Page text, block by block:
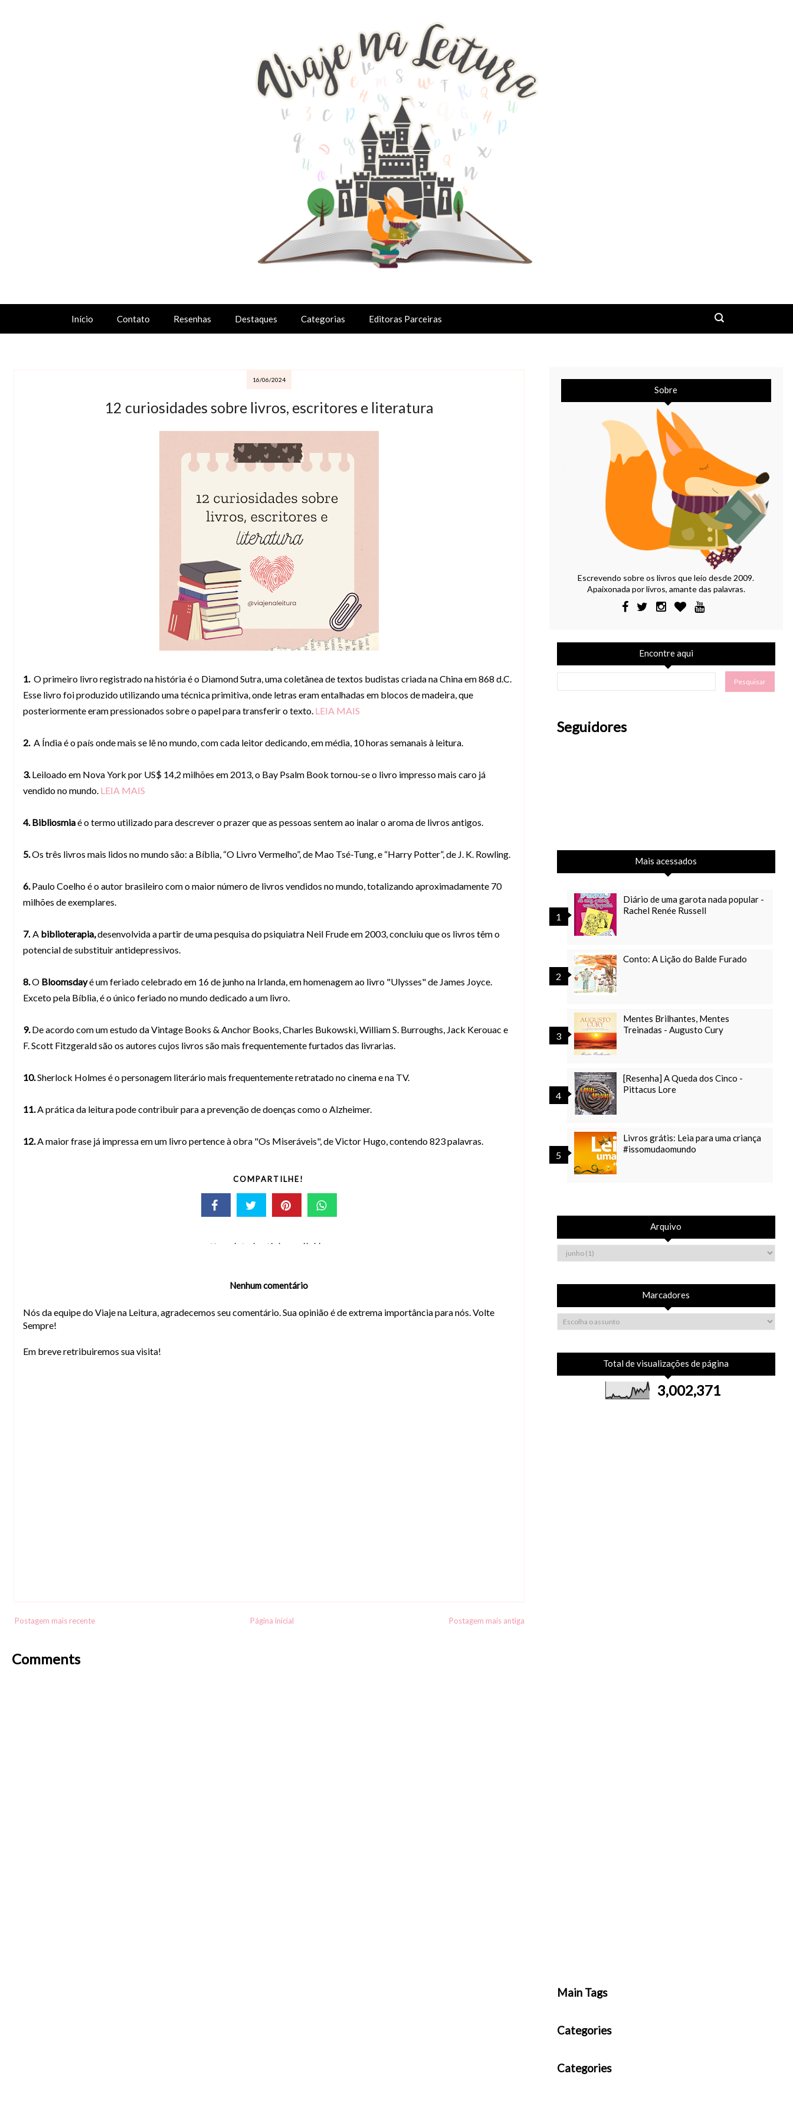
Início Contato Resenhas Destaques Categorias Editoras Parceiras
16/06/2024
12 curiosidades sobre livros, escritores e literatura
1. O primeiro livro registrado na história é o Diamond Sutra, uma coletânea de textos budistas criada na China em 868 d.C.
Esse livro foi produzido utilizando uma técnica primitiva, onde letras eram entalhadas em blocos de madeira, que
posteriormente eram pressionados sobre o papel para transferir o texto. LEIA MAIS
2. A Índia é o país onde mais se lê no mundo, com cada leitor dedicando, em média, 10 horas semanais à leitura.
3. Leiloado em Nova York por US$ 14,2 milhões em 2013, o Bay Psalm Book tornou-se o livro impresso mais caro já
vendido no mundo. LEIA MAIS
4.Bibliosmiaé o termo utilizado para descrever o prazer que as pessoas sentem ao inalar o aroma de livros antigos.
5.Os três livros mais lidos no mundo são: a Bíblia, “O Livro Vermelho”, de Mao Tsé-Tung, e “Harry Potter”, de J. K. Rowling.
6.Paulo Coelho é o autor brasileiro com o maior número de livros vendidos no mundo, totalizando aproximadamente 70
milhões de exemplares.
7. A biblioterapia,desenvolvida a partir de uma pesquisa do psiquiatra Neil Frude em 2003, concluiu que os livros têm o
potencial de substituir antidepressivos.
8.O Bloomsdayé um feriado celebrado em 16 de junho na Irlanda, em homenagem ao livro "Ulysses" de James Joyce.
Exceto pela Bíblia, é o único feriado no mundo dedicado a um livro.
9.De acordo com um estudo da Vintage Books & Anchor Books, Charles Bukowski, William S. Burroughs, Jack Kerouac e
F. Scott Fitzgerald são os autores cujos livros são mais frequentemente furtados das livrarias.
10.Sherlock Holmes é o personagem literário mais frequentemente retratado no cinema e na TV.
11.A prática da leitura pode contribuir para a prevenção de doenças como o Alzheimer.
12.A maior frase já impressa em um livro pertence à obra "Os Miseráveis", de Victor Hugo, contendo 823 palavras.
COMPARTILHE!
No related article available
Nenhum comentário
Nós da equipe do Viaje na Leitura, agradecemos seu comentário. Sua opinião é de extrema importância para nós. Volte
Sempre!
Em breve retribuiremos sua visita!
Postagem mais recente Postagem mais antiga
Página inicial
Comments
Sobre
Escrevendo sobre os livros que leio desde 2009.
Apaixonada por livros, amante das palavras.
Encontre aqui
Seguidores
Mais acessados
Diário de uma garota nada popular -
Rachel Renée Russell
Conto: A Lição do Balde Furado
Mentes Brilhantes, Mentes
Treinadas - Augusto Cury
[Resenha] A Queda dos Cinco -
Pittacus Lore
Livros grátis: Leia para uma criança
#issomudaomundo
Arquivo
Marcadores
Total de visualizações de página
3,002,371
Main Tags
Categories
Categories